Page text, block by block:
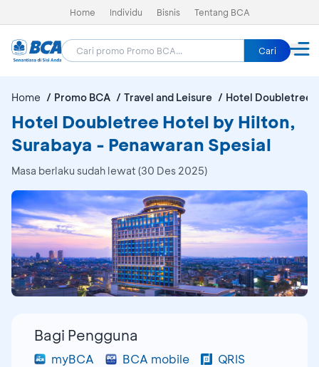
Home Individu Bisnis Tentang BCA
Cari
Home Promo BCA Travel and Leisure Hotel Doubletree
Hotel Doubletree Hotel by Hilton,
Surabaya - Penawaran Spesial
Masa berlaku sudah lewat (30 Des 2025)
Bagi Pengguna
myBCA BCA mobile
QRIS